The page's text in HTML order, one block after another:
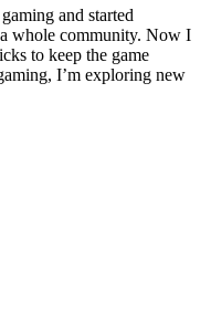
and started
whole community. Now I
to keep the game
I’m exploring new